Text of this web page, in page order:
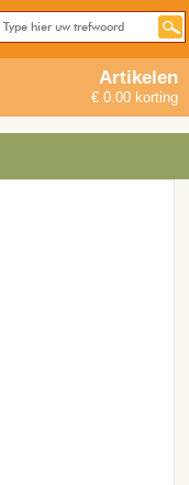
Artikelen
€ 0.00 korting